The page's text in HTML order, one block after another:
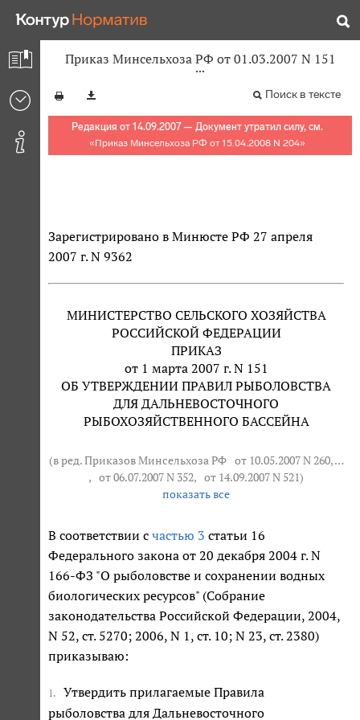
Приказ Минсельхоза РФ от 01.03.2007 N 151
Поиск в тексте
Редакция от 14.09.2007 — Документ утратил силу, см.
«Приказ Минсельхоза РФ от 15.04.2008 N 204»
Зарегистрировано в Минюсте РФ 27 апреля
2007 г. N 9362
МИНИСТЕРСТВО СЕЛЬСКОГО ХОЗЯЙСТВА
РОССИЙСКОЙ ФЕДЕРАЦИИ
ПРИКАЗ
от 1 марта 2007 г. N 151
ОБ УТВЕРЖДЕНИИ ПРАВИЛ РЫБОЛОВСТВА
ДЛЯ ДАЛЬНЕВОСТОЧНОГО
РЫБОХОЗЯЙСТВЕННОГО БАССЕЙНА
(в ред. Приказов Минсельхоза РФ от 10.05.2007 N 260, …
, от 06.07.2007 N 352, от 14.09.2007 N 521)
показать все
В соответствии с частью 3 статьи 16
Федерального закона от 20 декабря 2004 г. N
166-ФЗ "О рыболовстве и сохранении водных
биологических ресурсов" (Собрание
законодательства Российской Федерации, 2004,
N 52, ст. 5270; 2006, N 1, ст. 10; N 23, ст. 2380)
приказываю:
1.
Утвердить прилагаемые Правила
рыболовства для Дальневосточного